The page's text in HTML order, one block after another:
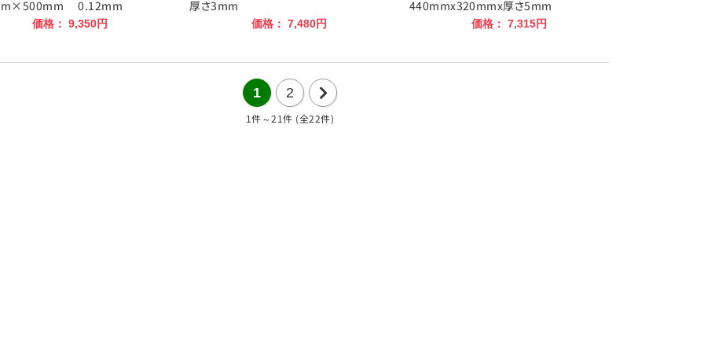
0.12mm
価格： 9,350円
厚さ3mm
価格： 7,480円
440mmx320mmx厚さ5mm
価格： 7,315円
1
2
次
1件～21件 (全22件)